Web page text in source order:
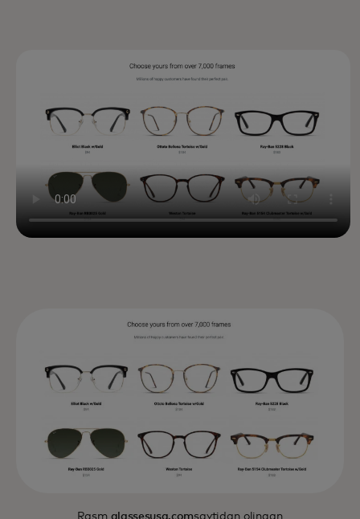
Rasm glassesusa.comsaytidan olingan